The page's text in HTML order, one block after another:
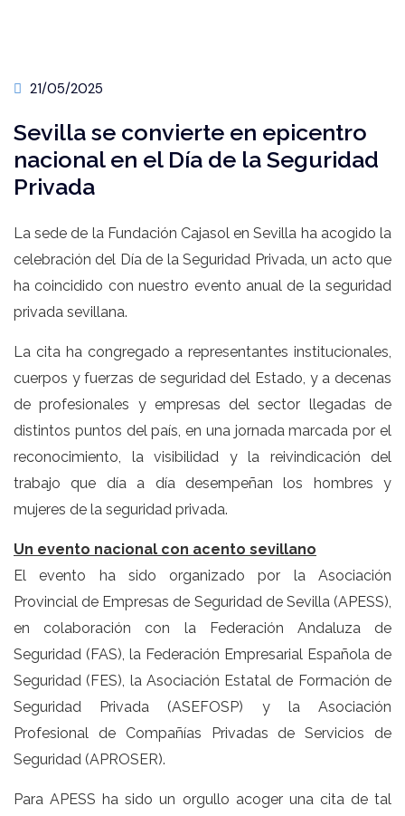
21/05/2025
Sevilla se convierte en epicentro
nacional en el Día de la Seguridad
Privada
La sede de la Fundación Cajasol en Sevilla ha acogido la
celebración del Día de la Seguridad Privada, un acto que
ha coincidido con nuestro evento anual de la seguridad
privada sevillana.
La cita ha congregado a representantes institucionales,
cuerpos y fuerzas de seguridad del Estado, y a decenas
de profesionales y empresas del sector llegadas de
distintos puntos del país, en una jornada marcada por el
reconocimiento, la visibilidad y la reivindicación del
trabajo que día a día desempeñan los hombres y
mujeres de la seguridad privada.
Un evento nacional con acento sevillano
El evento ha sido organizado por la Asociación
Provincial de Empresas de Seguridad de Sevilla (APESS),
en colaboración con la Federación Andaluza de
Seguridad (FAS), la Federación Empresarial Española de
Seguridad (FES), la Asociación Estatal de Formación de
Seguridad Privada (ASEFOSP) y la Asociación
Profesional de Compañías Privadas de Servicios de
Seguridad (APROSER).
Para APESS ha sido un orgullo acoger una cita de tal